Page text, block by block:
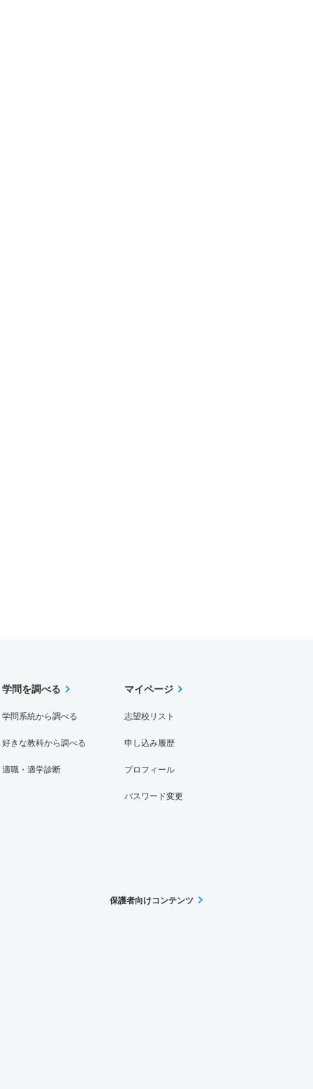
学問を調べる
学問系統から調べる
好きな教科から調べる
適職・適学診断
マイページ
志望校リスト
申し込み履歴
プロフィール
パスワード変更
保護者向けコンテンツ